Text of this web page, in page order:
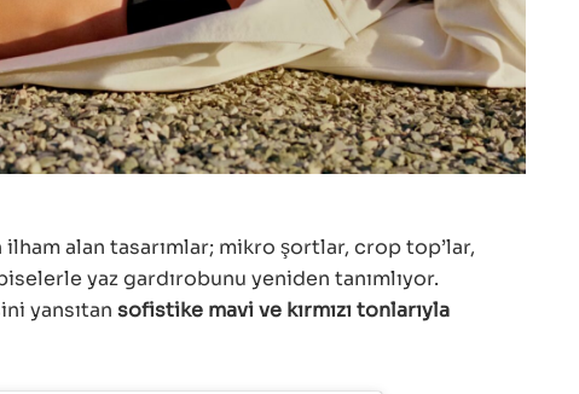
alan tasarımlar; mikro şortlar, crop top’lar,
yaz gardırobunu yeniden tanımlıyor.
yansıtan sofistike mavi ve kırmızı tonlarıyla